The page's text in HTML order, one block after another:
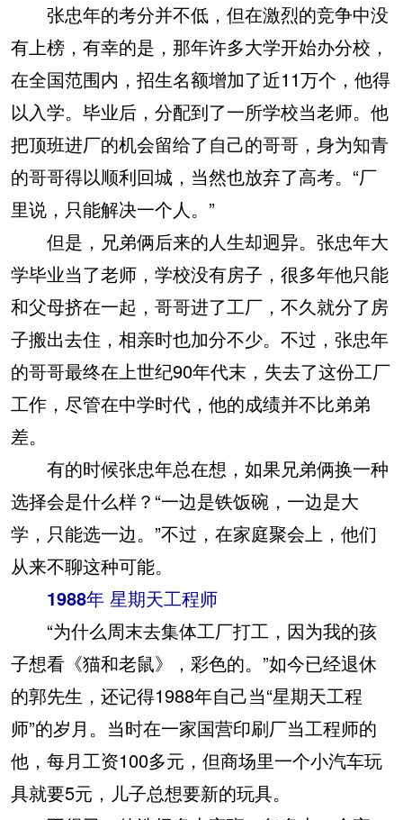
张忠年的考分并不低，但在激烈的竞争中没
有上榜，有幸的是，那年许多大学开始办分校，
在全国范围内，招生名额增加了近11万个，他得
以入学。毕业后，分配到了一所学校当老师。他
把顶班进厂的机会留给了自己的哥哥，身为知青
的哥哥得以顺利回城，当然也放弃了高考。“厂
里说，只能解决一个人。”
但是，兄弟俩后来的人生却迥异。张忠年大
学毕业当了老师，学校没有房子，很多年他只能
和父母挤在一起，哥哥进了工厂，不久就分了房
子搬出去住，相亲时也加分不少。不过，张忠年
的哥哥最终在上世纪90年代末，失去了这份工厂
工作，尽管在中学时代，他的成绩并不比弟弟
差。
有的时候张忠年总在想，如果兄弟俩换一种
选择会是什么样？“一边是铁饭碗，一边是大
学，只能选一边。”不过，在家庭聚会上，他们
从来不聊这种可能。
1988年 星期天工程师
“为什么周末去集体工厂打工，因为我的孩
子想看《猫和老鼠》，彩色的。”如今已经退休
的郭先生，还记得1988年自己当“星期天工程
师”的岁月。当时在一家国营印刷厂当工程师的
他，每月工资100多元，但商场里一个小汽车玩
具就要5元，儿子总想要新的玩具。